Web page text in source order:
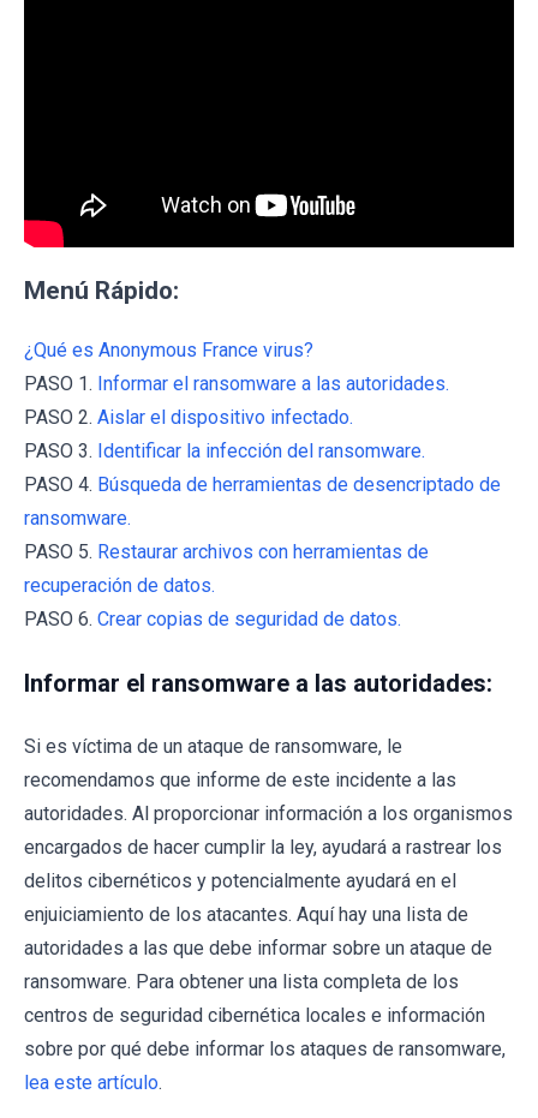
Menú Rápido:
¿Qué es Anonymous France virus?
PASO 1. Informar el ransomware a las autoridades.
PASO 2. Aislar el dispositivo infectado.
PASO 3. Identificar la infección del ransomware.
PASO 4. Búsqueda de herramientas de desencriptado de
ransomware.
PASO 5. Restaurar archivos con herramientas de
recuperación de datos.
PASO 6. Crear copias de seguridad de datos.
Informar el ransomware a las autoridades:
Si es víctima de un ataque de ransomware, le
recomendamos que informe de este incidente a las
autoridades. Al proporcionar información a los organismos
encargados de hacer cumplir la ley, ayudará a rastrear los
delitos cibernéticos y potencialmente ayudará en el
enjuiciamiento de los atacantes. Aquí hay una lista de
autoridades a las que debe informar sobre un ataque de
ransomware. Para obtener una lista completa de los
centros de seguridad cibernética locales e información
sobre por qué debe informar los ataques de ransomware,
lea este artículo.